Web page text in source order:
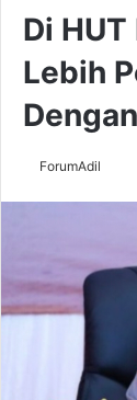
Di
Lebih
ForumAdil